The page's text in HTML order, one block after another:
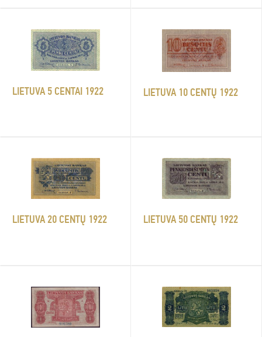
LIETUVA 5 CENTAI 1922 LIETUVA 10 CENTŲ 1922
LIETUVA 20 CENTŲ 1922 LIETUVA 50 CENTŲ 1922